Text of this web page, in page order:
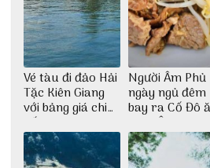
Vé tàu đi đảo Hải
Tặc Kiên Giang
với bảng giá chi
tiết
Người Âm Phủ
ngày ngủ đêm
bay ra Cố Đô
Cơm Âm Phủ
Huế